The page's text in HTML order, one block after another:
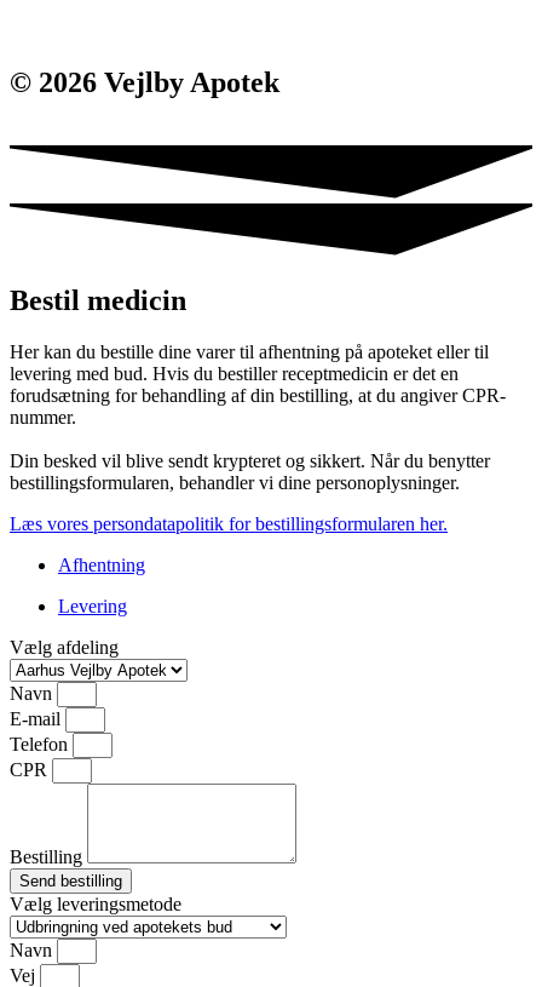
© 2026 Vejlby Apotek
Bestil medicin
Her kan du bestille dine varer til afhentning på apoteket eller til
levering med bud. Hvis du bestiller receptmedicin er det en
forudsætning for behandling af din bestilling, at du angiver CPR-
nummer.
Din besked vil blive sendt krypteret og sikkert. Når du benytter
bestillingsformularen, behandler vi dine personoplysninger.
Læs vores persondatapolitik for bestillingsformularen her.
Afhentning
Levering
Vælg afdeling
Navn
E-mail
Telefon
CPR
Bestilling
Send bestilling
Vælg leveringsmetode
Navn
Vej